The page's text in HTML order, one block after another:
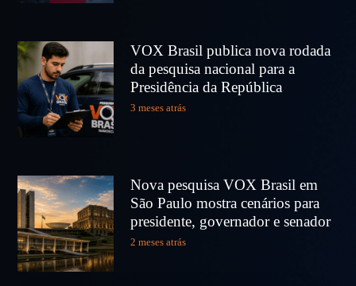
VOX Brasil publica nova rodada
da pesquisa nacional para a
Presidência da República
3 meses atrás
Nova pesquisa VOX Brasil em
São Paulo mostra cenários para
presidente, governador e senador
2 meses atrás